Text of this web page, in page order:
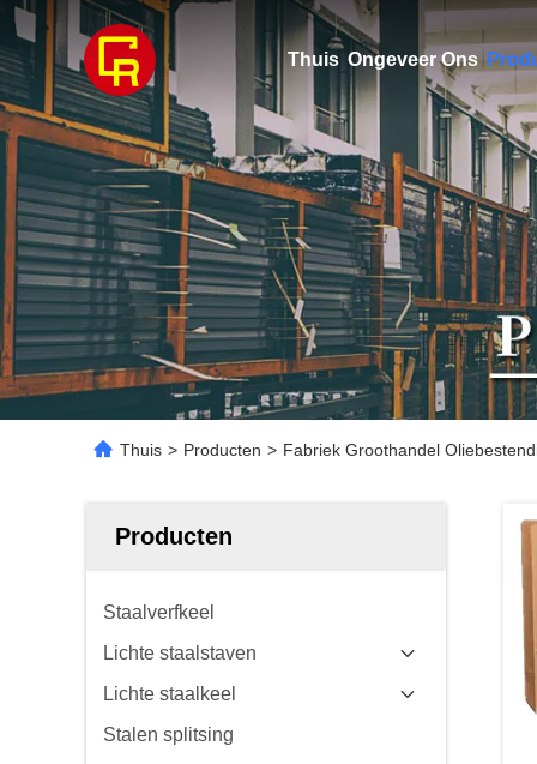
Thuis Ongeveer Ons
Thuis > Producten > Fabriek Groothandel
Producten
Staalverfkeel
Lichte staalstaven
Lichte staalkeel
Stalen splitsing